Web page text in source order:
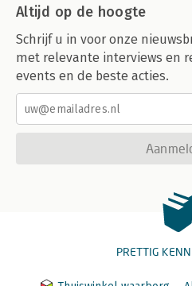
Altijd op de hoogte
Schrijf u in voor onze
met relevante interviews en
events en de beste acties.
PRETTIG